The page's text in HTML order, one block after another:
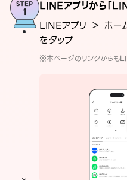
LINEアプリから「
LINEアプリ ＞ ホ
をタップ
※本ページのリンクからも